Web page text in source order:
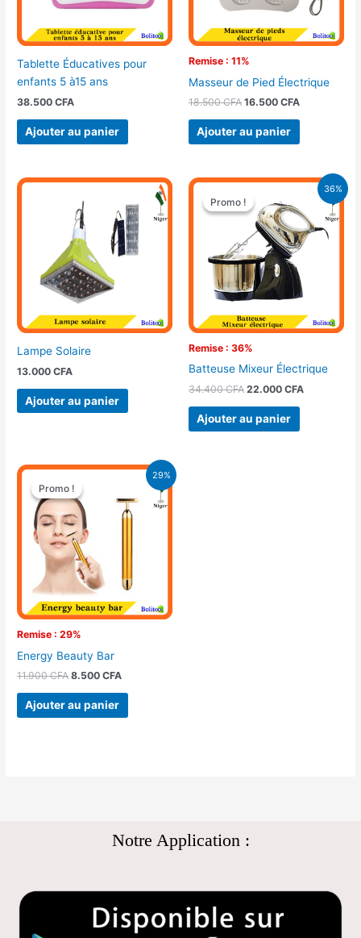
Tablette Éducatives pour
enfants 5 à15 ans
38.500CFA
Ajouter au panier
Remise : 11%
Masseur de Pied Électrique
18.500CFA 16.500 CFA
Ajouter au panier
Lampe Solaire
13.000CFA
Ajouter au panier
36%
Promo !
Remise : 36%
Promo !
Batteuse Mixeur Électrique
34.400CFA
Le
initial
était :
34.400 CFA.
22.000 CFA
Le
prix
actuel
est :
22.000
Ajouter au panier
29%
Promo !
Remise : 29%
Promo !
Energy Beauty Bar
11.900CFA
Le
prix
initial
était :
11.900 CFA.
8.500CFA
Le
est :
8.500 CFA.
Ajouter au panier
Notre Application :